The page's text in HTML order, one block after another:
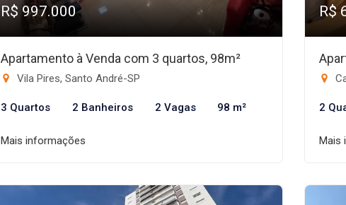
R$ 997.000
Apartamento à Venda com 3 quartos, 98m²
Vila Pires, Santo André-SP
3 Quartos 2 Banheiros 2 Vagas 98 m²
Mais informações
R$
2
Mais